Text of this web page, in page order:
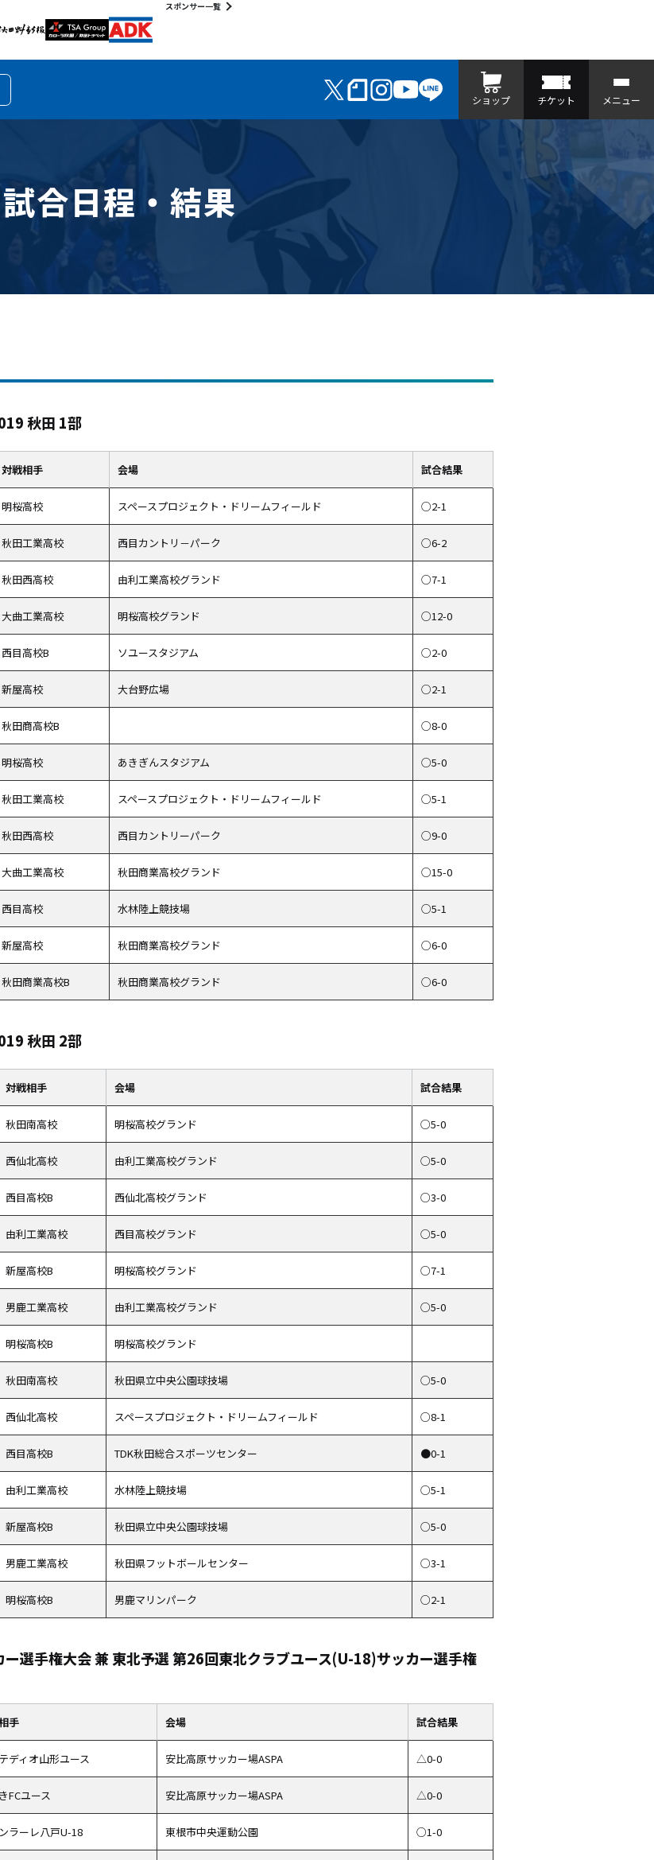
スポンサー一覧
ショップ チケット メニュー
試合日程・結果
秋田 1部
対戦相手 会場 試合結果
明桜高校 スペースプロジェクト・ドリームフィールド ○2-1
秋田工業高校 西目カントリ－パーク ○6-2
秋田西高校 由利工業高校グランド ○7-1
大曲工業高校 明桜高校グランド ○12-0
西目高校B ソユースタジアム ○2-0
新屋高校 大台野広場 ○2-1
秋田商高校B ○8-0
明桜高校 あきぎんスタジアム ○5-0
秋田工業高校 スペースプロジェクト・ドリームフィールド ○5-1
秋田西高校 西目カントリーパーク ○9-0
大曲工業高校 秋田商業高校グランド ○15-0
西目高校 水林陸上競技場 ○5-1
新屋高校 秋田商業高校グランド ○6-0
秋田商業高校B 秋田商業高校グランド ○6-0
秋田 2部
対戦相手 会場 試合結果
秋田南高校 明桜高校グランド ○5-0
西仙北高校 由利工業高校グランド ○5-0
西目高校B 西仙北高校グランド ○3-0
由利工業高校 西目高校グランド ○5-0
新屋高校B 明桜高校グランド ○7-1
男鹿工業高校 由利工業高校グランド ○5-0
明桜高校B 明桜高校グランド
秋田南高校 秋田県立中央公園球技場 ○5-0
西仙北高校 スペースプロジェクト・ドリームフィールド ○8-1
西目高校B TDK秋田総合スポーツセンター ●0-1
由利工業高校 水林陸上競技場 ○5-1
新屋高校B 秋田県立中央公園球技場 ○5-0
男鹿工業高校 秋田県フットボールセンター ○3-1
明桜高校B 男鹿マリンパーク ○2-1
選手権大会 兼 東北予選 第26回東北クラブユース(U-18)サッカー選手権
手 会場 試合結果
ディオ山形ユース 安比高原サッカー場ASPA △0-0
FCユース 安比高原サッカー場ASPA △0-0
ラーレ八戸U-18 東根市中央運動公園 ○1-0